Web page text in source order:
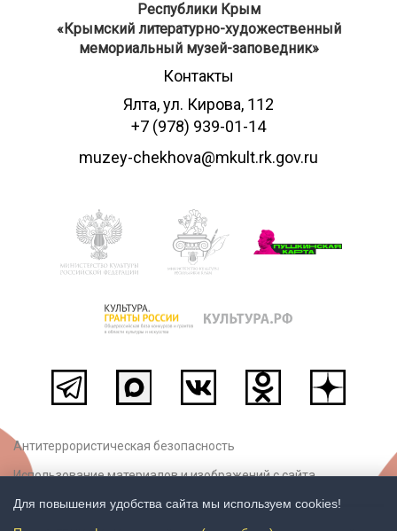
Республики Крым
​«Крымский литературно-художественный
мемориальный музей-заповедник»
Контакты
Ялта, ул. Кирова, 112
+7 (978) 939-01-14
muzey-chekhova@mkult.rk.gov.ru
Антитеррористическая безопасность
Использование материалов и изображений с сайта
Для повышения удобства сайта мы используем cookies!